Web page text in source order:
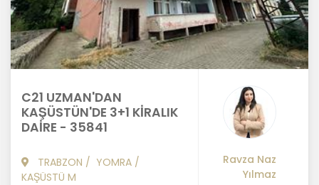
C21 UZMAN'DAN
KAŞÜSTÜN'DE 3+1 KİRALIK
DAİRE - 35841
TRABZON / YOMRA /
KAŞÜSTÜ M
Ravza Naz
Yılmaz